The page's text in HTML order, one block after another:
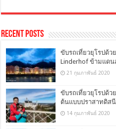
Recent Posts
ขับรถเที่ยวยุโรปด้ว
Linderhof ข้ามแดน
21 กุมภาพันธ์ 2020
ขับรถเที่ยวยุโรปด้ว
ต้นแบบปราสาทดิส
14 กุมภาพันธ์ 2020